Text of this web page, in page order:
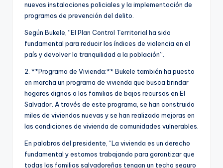
nuevas instalaciones policiales y la implementación de
programas de prevención del delito.
Según Bukele, “El Plan Control Territorial ha sido
fundamental para reducir los índices de violencia en el
país y devolver la tranquilidad a la población”.
2. **Programa de Vivienda:** Bukele también ha puesto
en marcha un programa de vivienda que busca brindar
hogares dignos a las familias de bajos recursos en El
Salvador. A través de este programa, se han construido
miles de viviendas nuevas y se han realizado mejoras en
las condiciones de vivienda de comunidades vulnerables.
En palabras del presidente, “La vivienda es un derecho
fundamental y estamos trabajando para garantizar que
todas las familias salvadoreñas tengan un techo seguro